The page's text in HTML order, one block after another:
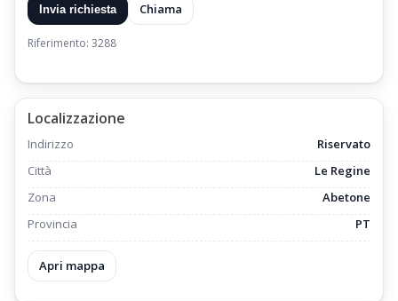
Invia richiesta Chiama
Riferimento: 3288
Localizzazione
Indirizzo
Riservato
Città
Le Regine
Zona
Abetone
Provincia
PT
Apri mappa